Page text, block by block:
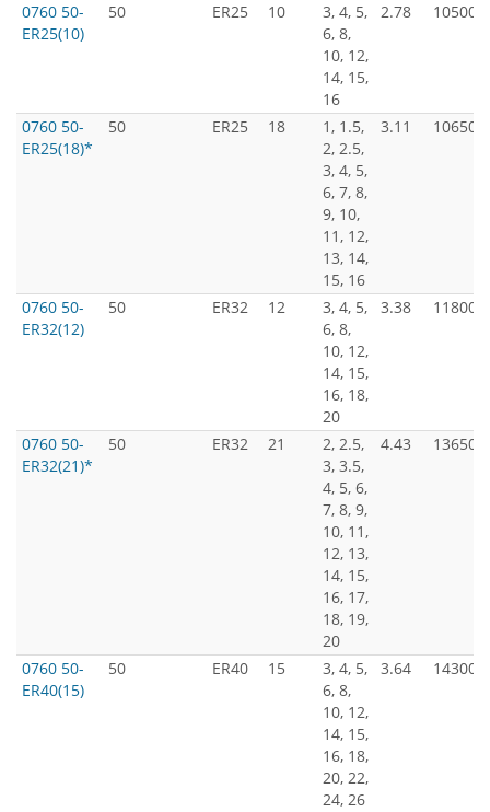
0760 50-
ER25(10)
50 ER25 10
3, 4, 5,
6, 8,
10, 12,
14, 15,
16
2.78 10500
0760 50-
ER25(18)*
50 ER25 18
1, 1.5,
2, 2.5,
3, 4, 5,
6, 7, 8,
9, 10,
11, 12,
13, 14,
15, 16
3.11 10650
0760 50-
ER32(12)
50 ER32 12
3, 4, 5,
6, 8,
10, 12,
14, 15,
16, 18,
20
3.38 11800
0760 50-
ER32(21)*
50 ER32 21
2, 2.5,
3, 3.5,
4, 5, 6,
7, 8, 9,
10, 11,
12, 13,
14, 15,
16, 17,
18, 19,
20
4.43 13650
0760 50-
ER40(15)
50 ER40 15
3, 4, 5,
6, 8,
10, 12,
14, 15,
16, 18,
20, 22,
24, 26
3.64 14300